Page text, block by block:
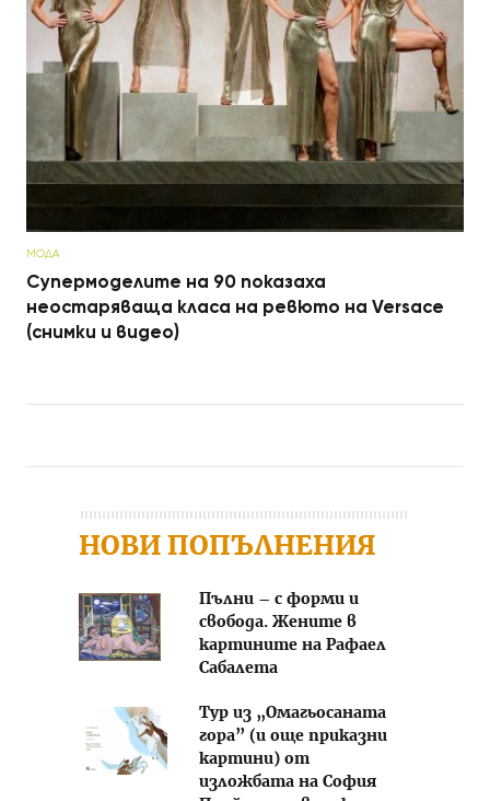
МОДА
Супермоделите на 90 показаха
неостаряваща класа на ревюто на Versace
(снимки и видео)
НОВИ ПОПЪЛНЕНИЯ
Пълни – с форми и
свобода. Жените в
картините на Рафаел
Сабалета
Тур из „Омагьосаната
гора” (и още приказни
картини) от
изложбата на София